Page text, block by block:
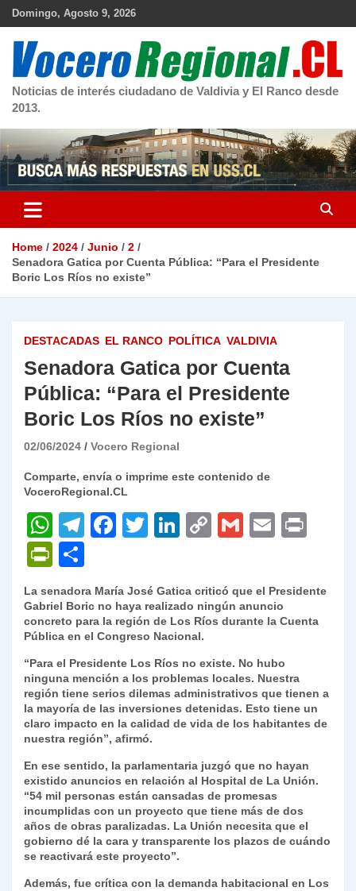
Skip
Domingo, Agosto 9, 2026
Noticias de interés ciudadano de Valdivia y El Ranco desde
2013.
Home 2024 Junio
2
Senadora Gatica por Cuenta Pública: “Para el Presidente
Boric Los Ríos no existe”
DESTACADAS EL RANCO POLÍTICA VALDIVIA
Senadora Gatica por Cuenta
Pública: “Para el Presidente
Boric Los Ríos no existe”
02/06/2024 Vocero Regional
Comparte, envía o imprime este contenido de
VoceroRegional.CL
W
h
at
s
A
p
p
T
gr
a
m
F
e
b
o
o
k
T
er
Li
e
dI
C
y
Li
n
k
G
l
E
l
P
nt
Fr
ie
n
dl
y
o
m
p
ar
tir
La senadora María José Gatica criticó que el Presidente
Gabriel Boric no haya realizado ningún anuncio
concreto para la región de Los Ríos durante la Cuenta
Pública en el Congreso Nacional.
“Para el Presidente Los Ríos no existe. No hubo
ninguna mención a los problemas locales. Nuestra
región tiene serios dilemas administrativos que tienen a
la mayoría de las inversiones detenidas. Esto tiene un
claro impacto en la calidad de vida de los habitantes de
nuestra región”, afirmó.
En ese sentido, la parlamentaria juzgó que no hayan
existido anuncios en relación al Hospital de La Unión.
“54 mil personas están cansadas de promesas
incumplidas con un proyecto que tiene más de dos
años de obras paralizadas. La Unión necesita que el
gobierno dé la cara y transparente los plazos de cuándo
se reactivará este proyecto”.
Además, fue crítica con la demanda habitacional en Los